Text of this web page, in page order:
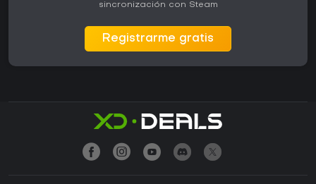
sincronización con Steam
Registrarme gratis